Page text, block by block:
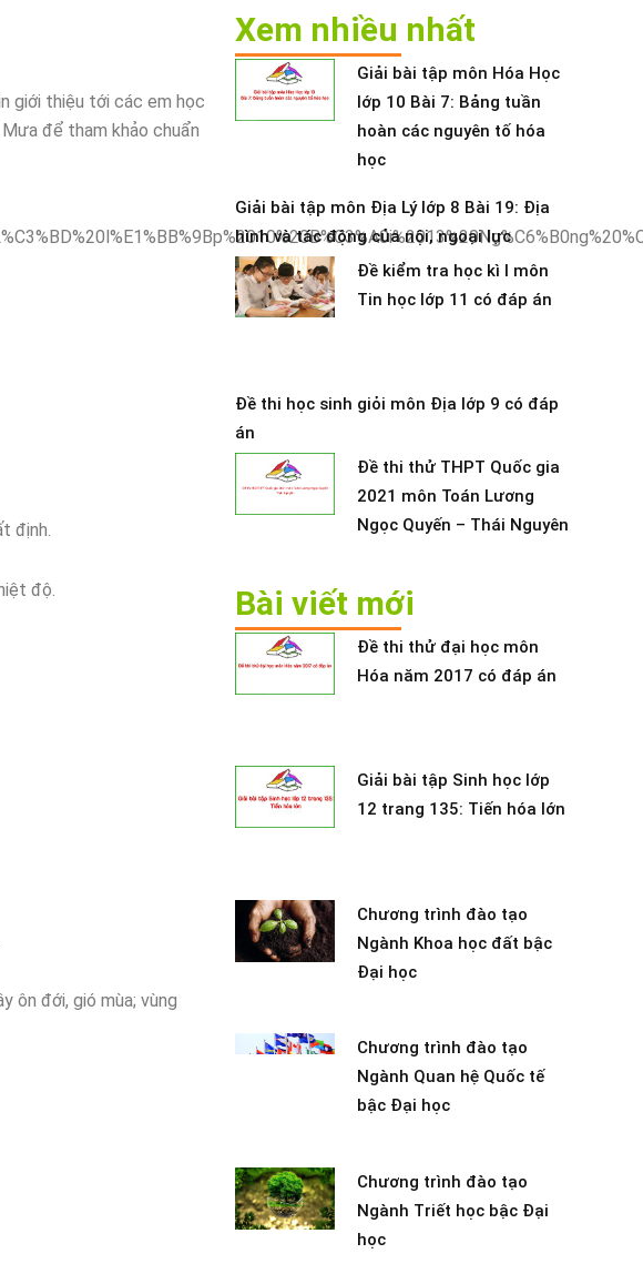
giới thiệu tới các em học
để tham khảo chuẩn
định.
độ.
ôn đới, gió mùa; vùng
Xem nhiều nhất
Giải bài tập môn Hóa Học
lớp 10 Bài 7: Bảng tuần
hoàn các nguyên tố hóa
học
Giải bài tập môn Địa Lý lớp 8 Bài 19: Địa
hình và tác động của nội, ngoại lực
Đề kiểm tra học kì I môn
Tin học lớp 11 có đáp án
Đề thi học sinh giỏi môn Địa lớp 9 có đáp
án
Đề thi thử THPT Quốc gia
2021 môn Toán Lương
Ngọc Quyến – Thái Nguyên
Bài viết mới
Đề thi thử đại học môn
Hóa năm 2017 có đáp án
Giải bài tập Sinh học lớp
12 trang 135: Tiến hóa lớn
Chương trình đào tạo
Ngành Khoa học đất bậc
Đại học
Chương trình đào tạo
Ngành Quan hệ Quốc tế
bậc Đại học
Chương trình đào tạo
Ngành Triết học bậc Đại
học